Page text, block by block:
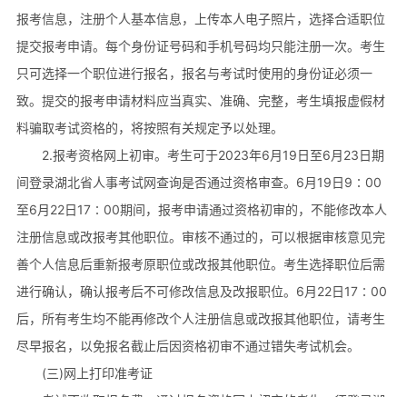
报考信息，注册个人基本信息，上传本人电子照片，选择合适职位
提交报考申请。每个身份证号码和手机号码均只能注册一次。考生
只可选择一个职位进行报名，报名与考试时使用的身份证必须一
致。提交的报考申请材料应当真实、准确、完整，考生填报虚假材
料骗取考试资格的，将按照有关规定予以处理。
2.报考资格网上初审。考生可于2023年6月19日至6月23日期
间登录湖北省人事考试网查询是否通过资格审查。6月19日9∶00
至6月22日17∶00期间，报考申请通过资格初审的，不能修改本人
注册信息或改报考其他职位。审核不通过的，可以根据审核意见完
善个人信息后重新报考原职位或改报其他职位。考生选择职位后需
进行确认，确认报考后不可修改信息及改报职位。6月22日17∶00
后，所有考生均不能再修改个人注册信息或改报其他职位，请考生
尽早报名，以免报名截止后因资格初审不通过错失考试机会。
(三)网上打印准考证